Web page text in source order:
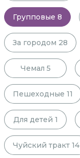
Групповые 8
За городом 28
Чемал 5
Пешеходные 11
Для детей 1
Чуйский тракт 14